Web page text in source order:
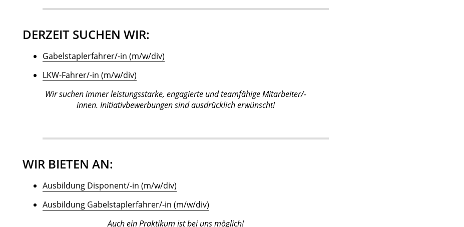
DERZEIT SUCHEN WIR:
Gabelstaplerfahrer/-in (m/w/div)
LKW-Fahrer/-in (m/w/div)
Wir suchen immer leistungsstarke, engagierte und teamfähige Mitarbeiter/-
innen. Initiativbewerbungen sind ausdrücklich erwünscht!
WIR BIETEN AN:
Ausbildung Disponent/-in (m/w/div)
Ausbildung Gabelstaplerfahrer/-in (m/w/div)
Auch ein Praktikum ist bei uns möglich!